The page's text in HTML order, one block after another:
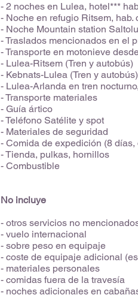
- 2 noches en Lulea, hotel***
- Noche en refugio Ritsem,
- Noche Mountain station
- Traslados mencionados en el
- Transporte en motonieve
- Lulea-Ritsem (Tren y autobús)
- Kebnats-Lulea (Tren y autobús)
- Lulea-Arlanda en tren
- Transporte materiales
- Guía ártico
- Teléfono Satélite y spot
- Materiales de seguridad
- Comida de expedición (8
- Tienda, pulkas, hornillos
- Combustible
No incluye
- otros servicios no
- vuelo internacional
- sobre peso en equipaje
- coste de equipaje adicional
- materiales personales
- comidas fuera de la travesía
- noches adicionales en